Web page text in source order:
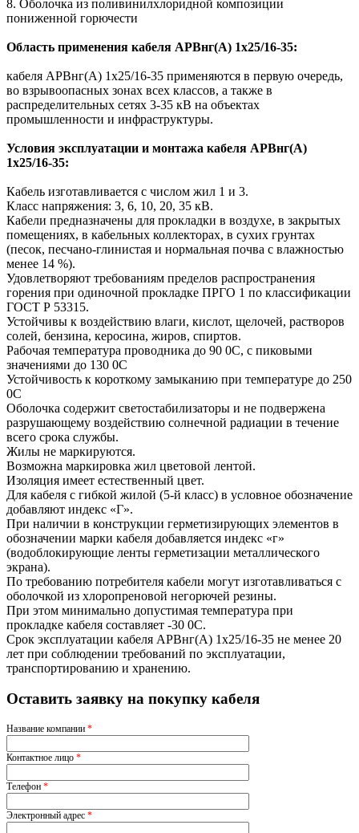
8. Оболочка из поливинилхлоридной композиции
пониженной горючести
Область применения кабеля АРВнг(A) 1х25/16-35:
кабеля АРВнг(A) 1х25/16-35 применяются в первую очередь,
во взрывоопасных зонах всех классов, а также в
распределительных сетях 3-35 кВ на объектах
промышленности и инфраструктуры.
Условия эксплуатации и монтажа кабеля АРВнг(A)
1х25/16-35:
Кабель изготавливается с числом жил 1 и 3.
Класс напряжения: 3, 6, 10, 20, 35 кВ.
Кабели предназначены для прокладки в воздухе, в закрытых
помещениях, в кабельных коллекторах, в сухих грунтах
(песок, песчано-глинистая и нормальная почва с влажностью
менее 14 %).
Удовлетворяют требованиям пределов распространения
горения при одиночной прокладке ПРГО 1 по классификации
ГОСТ Р 53315.
Устойчивы к воздействию влаги, кислот, щелочей, растворов
солей, бензина, керосина, жиров, спиртов.
Рабочая температура проводника до 90 0С, с пиковыми
значениями до 130 0С
Устойчивость к короткому замыканию при температуре до 250
0С
Оболочка содержит светостабилизаторы и не подвержена
разрушающему воздействию солнечной радиации в течение
всего срока службы.
Жилы не маркируются.
Возможна маркировка жил цветовой лентой.
Изоляция имеет естественный цвет.
Для кабеля с гибкой жилой (5-й класс) в условное обозначение
добавляют индекс «Г».
При наличии в конструкции герметизирующих элементов в
обозначении марки кабеля добавляется индекс «г»
(водоблокирующие ленты герметизации металлического
экрана).
По требованию потребителя кабели могут изготавливаться с
оболочкой из хлоропреновой негорючей резины.
При этом минимально допустимая температура при
прокладке кабеля составляет -30 0С.
Срок эксплуатации кабеля АРВнг(A) 1х25/16-35 не менее 20
лет при соблюдении требований по эксплуатации,
транспортированию и хранению.
Оставить заявку на покупку кабеля
Название компании *
Контактное лицо *
Телефон *
Электронный адрес *